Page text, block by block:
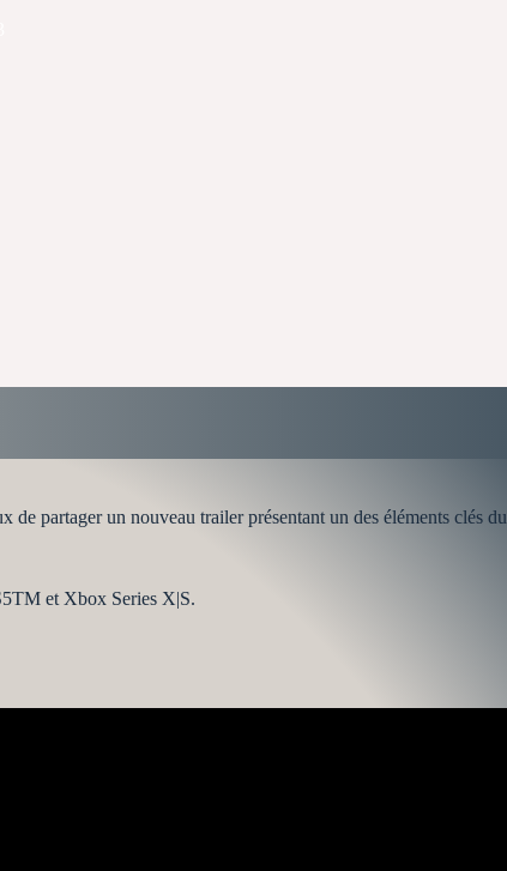
partager un nouveau trailer présentant un des éléments clés du
et Xbox Series X|S.